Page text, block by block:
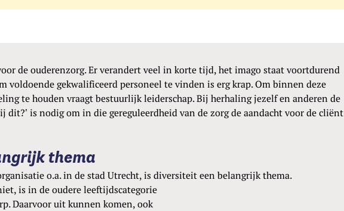
de ouderenzorg. Er verandert veel in korte tijd, het imago staat voortdurend
voldoende gekwalificeerd personeel te vinden is erg krap. Om binnen deze
te houden vraagt bestuurlijk leiderschap. Bij herhaling jezelf en anderen de
dit?’ is nodig om in die gereguleerdheid van de zorg de aandacht voor de cliënt
thema
o.a. in de stad Utrecht, is diversiteit een belangrijk thema.
is in de oudere leeftijdscategorie
Daarvoor uit kunnen komen, ook